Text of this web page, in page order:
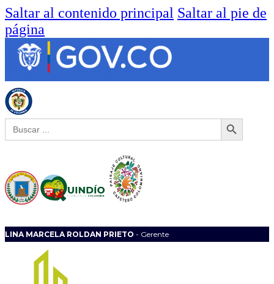
Saltar al contenido principal Saltar al pie de
página
Buscar: Botón de búsqueda
LINA MARCELA ROLDAN PRIETO - Gerente